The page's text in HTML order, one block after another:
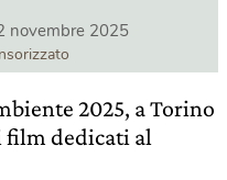
novembre 2025
2025, a Torino
film dedicati al